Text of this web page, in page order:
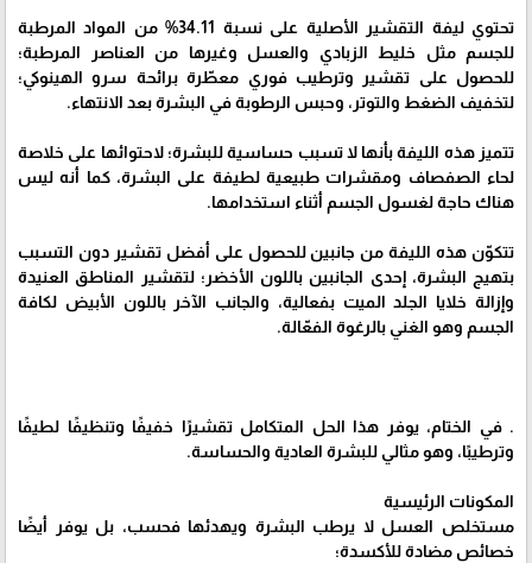
تحتوي ليفة التقشير الأصلية على نسبة 34.11% من المواد المرطبة
للجسم مثل خليط الزبادي والعسل وغيرها من العناصر المرطبة؛
للحصول على تقشير وترطيب فوري معطّرة برائحة سرو الهينوكي؛
لتخفيف الضغط والتوتر، وحبس الرطوبة في البشرة بعد الانتهاء.
تتميز هذه الليفة بأنها لا تسبب حساسية للبشرة؛ لاحتوائها على خلاصة
لحاء الصفصاف ومقشرات طبيعية لطيفة على البشرة، كما أنه ليس
هناك حاجة لغسول الجسم أثناء استخدامها.
تتكوّن هذه الليفة من جانبين للحصول على أفضل تقشير دون التسبب
بتهيج البشرة، إحدى الجانبين باللون الأخضر؛ لتقشير المناطق العنيدة
وإزالة خلايا الجلد الميت بفعالية، والجانب الآخر باللون الأبيض لكافة
الجسم وهو الغني بالرغوة الفعّالة.
. في الختام، يوفر هذا الحل المتكامل تقشيرًا خفيفًا وتنظيفًا لطيفًا
وترطيبًا، وهو مثالي للبشرة العادية والحساسة.
المكونات الرئيسية
مستخلص العسل لا يرطب البشرة ويهدئها فحسب، بل يوفر أيضًا
خصائص مضادة للأكسدة؛